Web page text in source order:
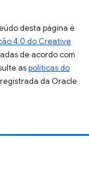
desta página é
4.0 do Creative
de acordo com
aspolíticas do
da Oracle